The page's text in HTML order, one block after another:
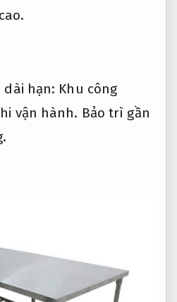
dài hạn: Khu công
vận hành. Bảo trì gần